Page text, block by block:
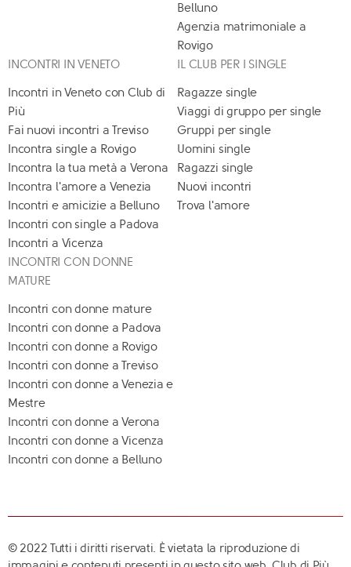
Belluno
Agenzia matrimoniale a
Rovigo
INCONTRI IN VENETO
Incontri in Veneto con Club di
Più
Fai nuovi incontri a Treviso
Incontra single a Rovigo
Incontra la tua metà a Verona
Incontra l'amore a Venezia
Incontri e amicizie a Belluno
Incontri con single a Padova
Incontri a Vicenza
IL CLUB PER I SINGLE
Ragazze single
Viaggi di gruppo per single
Gruppi per single
Uomini single
Ragazzi single
Nuovi incontri
Trova l'amore
INCONTRI CON DONNE
MATURE
Incontri con donne mature
Incontri con donne a Padova
Incontri con donne a Rovigo
Incontri con donne a Treviso
Incontri con donne a Venezia e
Mestre
Incontri con donne a Verona
Incontri con donne a Vicenza
Incontri con donne a Belluno
© 2022 Tutti i diritti riservati. È vietata la riproduzione di